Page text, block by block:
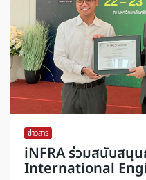
ข่าวสาร
iNFRA ร่วมสนับสนุ
International